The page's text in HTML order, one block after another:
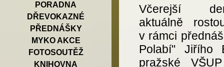
PORADNA
DŘEVOKAZNÉ
PŘEDNÁŠKY
MYKO AKCE
FOTOSOUTĚŽ
KNIHOVNA
Včerejší
aktuálně
v rámci
Polabí" Jiřího
pražské